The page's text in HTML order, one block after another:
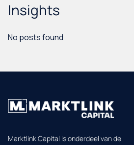
Insights
No posts found
Marktlink Capital is onderdeel van de